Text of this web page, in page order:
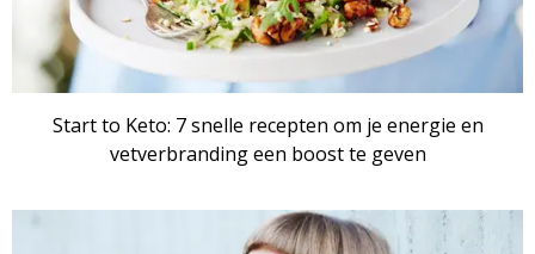
Start to Keto: 7 snelle recepten om je energie en
vetverbranding een boost te geven